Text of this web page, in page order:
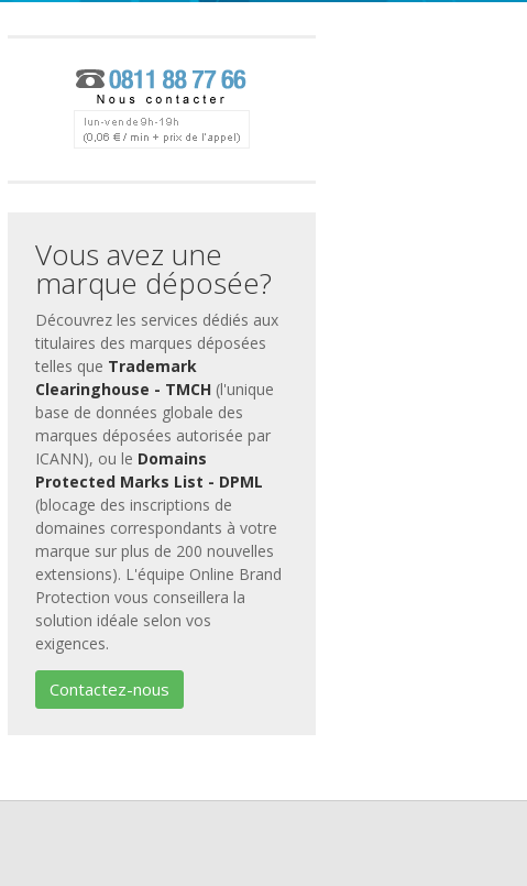
Vous avez une
marque déposée?
Découvrez les services dédiés aux
titulaires des marques déposées
telles que Trademark
Clearinghouse - TMCH (l'unique
base de données globale des
marques déposées autorisée par
ICANN), ou le Domains
Protected Marks List - DPML
(blocage des inscriptions de
domaines correspondants à votre
marque sur plus de 200 nouvelles
extensions). L'équipe Online Brand
Protection vous conseillera la
solution idéale selon vos
exigences.
Contactez-nous